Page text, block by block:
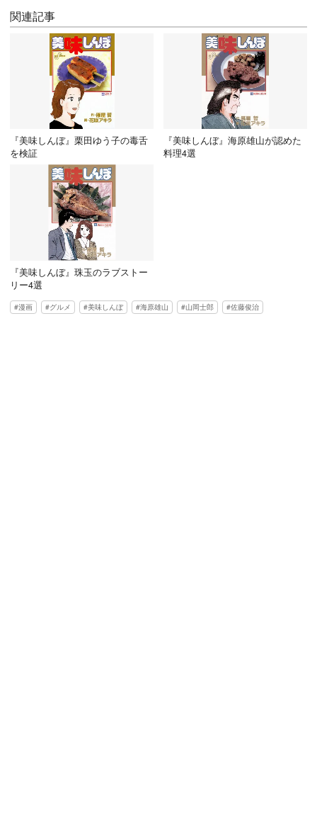
関連記事
『美味しんぼ』栗田ゆう子の毒舌
を検証
『美味しんぼ』海原雄山が認めた
料理4選
『美味しんぼ』珠玉のラブストー
リー4選
漫画 グルメ 美味しんぼ 海原雄山 山岡士郎 佐藤俊治